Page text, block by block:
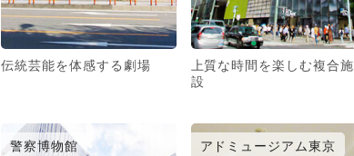
伝統芸能を体感する劇場
上質な時間を楽しむ複合施
設
警察博物館 アドミュージアム東京